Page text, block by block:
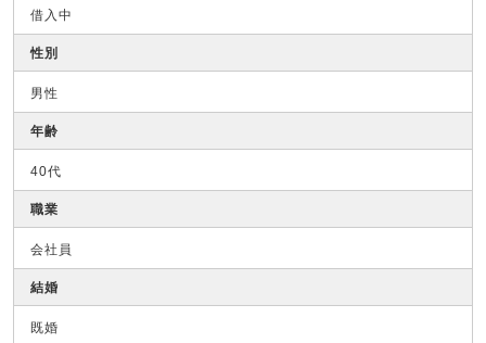
借入中
性別
男性
年齢
40代
職業
会社員
結婚
既婚